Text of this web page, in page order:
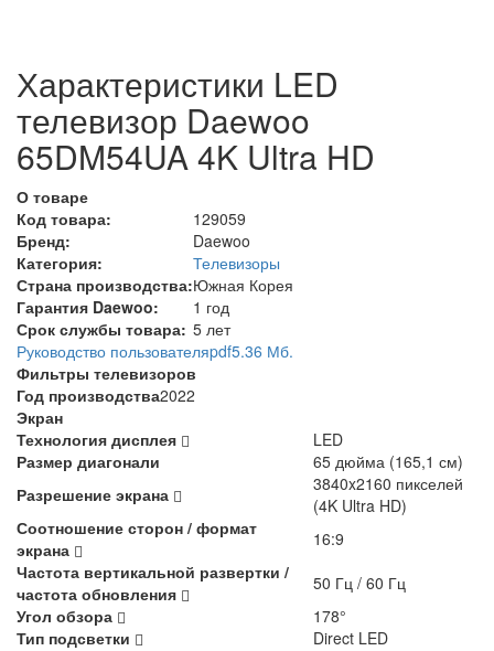
Характеристики LED
телевизор Daewoo
65DM54UA 4K Ultra HD
О товаре
Код товара:
129059
Бренд:
Daewoo
Категория:
Телевизоры
Страна производства:Южная Корея
Гарантия Daewoo:
1 год
Срок службы товара: 5 лет
Руководство пользователяpdf5.36 Мб.
Фильтры телевизоров
Год производства2022
Экран
Технология дисплея
LED
Размер диагонали
65 дюйма (165,1 см)
Разрешение экрана
3840x2160 пикселей
(4K Ultra HD)
Соотношение сторон / формат
экрана
16:9
Частота вертикальной развертки /
частота обновления
50 Гц / 60 Гц
Угол обзора
178°
Тип подсветки
Direct LED